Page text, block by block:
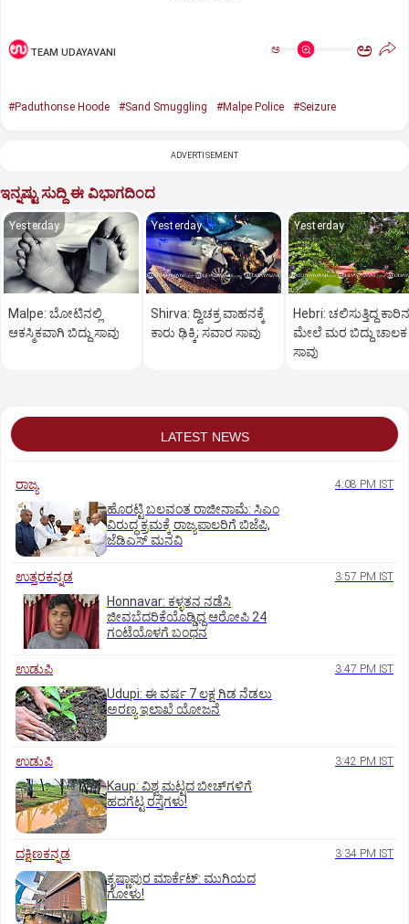
TEAM UDAYAVANI ಅ ಅ
#Paduthonse Hoode #Sand Smuggling #Malpe Police #Seizure
ADVERTISEMENT
ಇನ್ನಷ್ಟು ಸುದ್ದಿ ಈ ವಿಭಾಗದಿಂದ
Yesterday
Malpe: ಬೋಟಿನಲ್ಲಿ
ಆಕಸ್ಮಿಕವಾಗಿ ಬಿದ್ದು ಸಾವು
Yesterday
Shirva: ದ್ವಿಚಕ್ರ ವಾಹನಕ್ಕೆ
ಕಾರು ಢಿಕ್ಕಿ; ಸವಾರ ಸಾವು
Yesterday
Hebri: ಚಲಿಸುತ್ತಿದ್ದ ಕಾರಿನ
ಮೇಲೆ ಮರ ಬಿದ್ದು ಚಾಲಕ
ಸಾವು
LATEST NEWS
ರಾಜ್ಯ 4:08 PM IST
ಹೊರಟ್ಟಿ ಬಲವಂತ ರಾಜೀನಾಮೆ: ಸಿಎಂ
ವಿರುದ್ಧ ಕ್ರಮಕ್ಕೆ ರಾಜ್ಯಪಾಲರಿಗೆ ಬಿಜೆಪಿ,
ಜೆಡಿಎಸ್ ಮನವಿ
ಉತ್ತರಕನ್ನಡ 3:57 PM IST
Honnavar: ಕಳ್ಳತನ ನಡೆಸಿ
ಜೀವಬೆದರಿಕೆಯೊಡ್ಡಿದ್ದ ಆರೋಪಿ 24
ಗಂಟೆಯೊಳಗೆ ಬಂಧನ
ಉಡುಪಿ 3:47 PM IST
Udupi: ಈ ವರ್ಷ 7 ಲಕ್ಷ ಗಿಡ ನೆಡಲು
ಅರಣ್ಯ ಇಲಾಖೆ ಯೋಜನೆ
ಉಡುಪಿ 3:42 PM IST
Kaup: ವಿಶ್ವ ಮಟ್ಟದ ಬೀಚ್‌ಗಳಿಗೆ
ಹದಗೆಟ್ಟ ರಸ್ತೆಗಳು!
ದಕ್ಷಿಣಕನ್ನಡ 3:34 PM IST
ಕೃಷ್ಣಾಪುರ ಮಾರ್ಕೆಟ್‌: ಮುಗಿಯದ
ಗೋಳು!